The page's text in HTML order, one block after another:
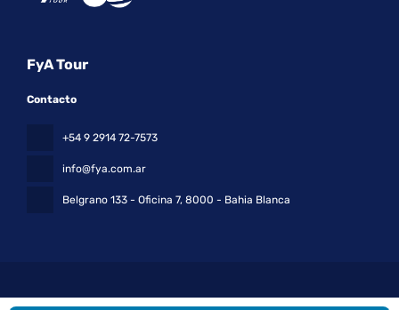
FyA Tour
Contacto
+54 9 2914 72-7573
info@fya.com.ar
Belgrano 133 - Oficina 7, 8000 - Bahia Blanca